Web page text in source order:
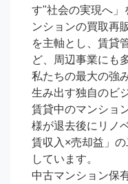
す"社会の実現へ」
ンションの買取再
を主軸とし、賃貸
ど、周辺事業にも
私たちの最大の強
生み出す独自のビ
賃貸中のマンショ
様が退去後にリノ
賃収入×売却益」
しています。
中古マンション保